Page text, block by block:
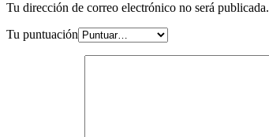
Tu dirección de correo electrónico no será publicada.
Tu puntuación